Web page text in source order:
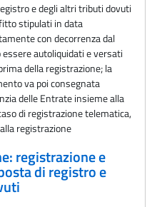
e degli altri tributi dovuti
stipulati in data
con decorrenza dal
autoliquidati e versati
della registrazione; la
va poi consegnata
delle Entrate insieme alla
di registrazione telematica,
registrazione
registrazione e
di registro e